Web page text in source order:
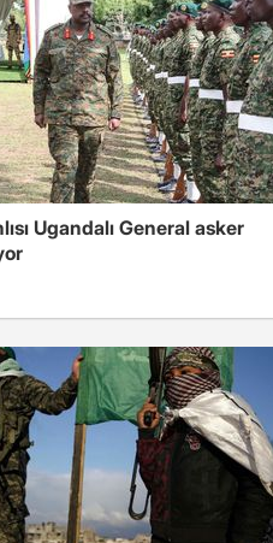
Ugandalı General asker